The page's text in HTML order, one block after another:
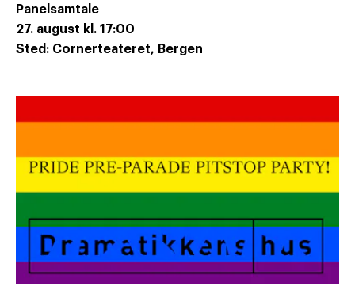
Panelsamtale
27. august kl. 17:00
Sted: Cornerteateret, Bergen